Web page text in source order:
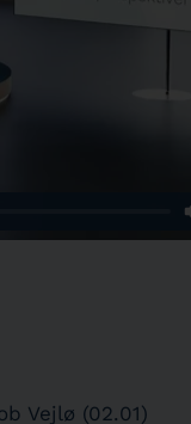
Vejlø (02.01)